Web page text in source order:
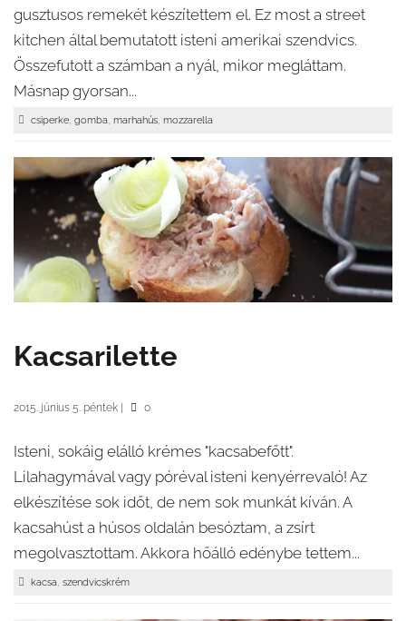
gusztusos remekét készítettem el. Ez most a street
kitchen által bemutatott isteni amerikai szendvics.
Összefutott a számban a nyál, mikor megláttam.
Másnap gyorsan...
csiperke, gomba, marhahús, mozzarella
Kacsarilette
2015. június 5. péntek 0
Isteni, sokáig elálló krémes "kacsabefőtt".
Lilahagymával vagy póréval isteni kenyérrevaló! Az
elkészítése sok időt, de nem sok munkát kíván. A
kacsahúst a húsos oldalán besóztam, a zsírt
megolvasztottam. Akkora hőálló edénybe tettem...
kacsa, szendvicskrém